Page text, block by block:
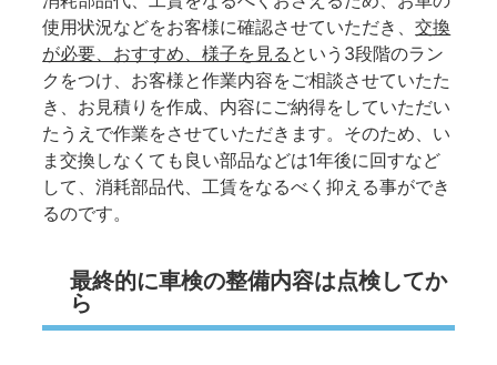
使用状況などをお客様に確認させていただき、交換
が必要、おすすめ、様子を見る という3段階のラン
クをつけ、お客様と作業内容をご相談させていたた
き、お見積りを作成、内容にご納得をしていただい
たうえで作業をさせていただきます。そのため、い
ま交換しなくても良い部品などは1年後に回すなど
して、消耗部品代、工賃をなるべく抑える事ができ
るのです。
最終的に車検の整備内容は点検してか
ら